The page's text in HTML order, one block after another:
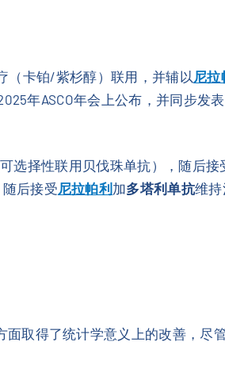
（卡铂/紫杉醇）联用，并辅以 尼拉
年ASCO年会上公布，并同步发
选择性联用贝伐珠单抗），随后
后接受尼拉帕利 加多塔利单抗维
面取得了统计学意义上的改善，尽